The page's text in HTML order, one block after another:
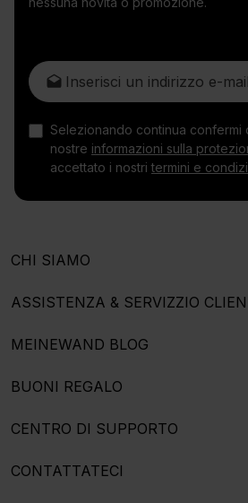
Indirizzo e-mail*
Selezionando continua confermi
nostre informazioni sulla
accettato i nostri termini e
CHI SIAMO
ASSISTENZA & SERVIZZIO
MEINEWAND BLOG
BUONI REGALO
CENTRO DI SUPPORTO
CONTATTATECI